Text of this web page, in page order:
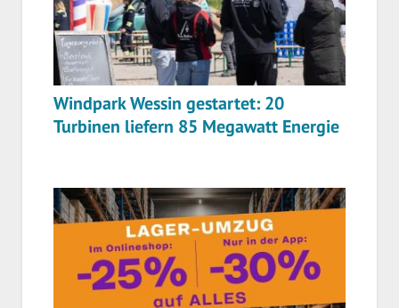
Windpark Wessin gestartet: 20
Turbinen liefern 85 Megawatt Energie